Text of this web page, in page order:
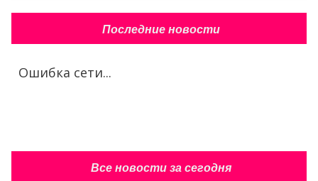
Последние новости
Ошибка сети...
Все новости за сегодня